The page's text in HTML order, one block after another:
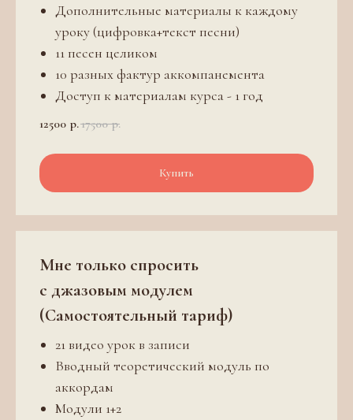
Дополнительные материалы к каждому
уроку (цифровка+текст песни)
11 песен целиком
10 разных фактур аккомпанемента
Доступ к материалам курса - 1 год
12500 р.17500 р.
Купить
Мне только спросить
с джазовым модулем
(Самостоятельный тариф)
21 видео урок в записи
Вводный теоретический модуль по
аккордам
Модули 1+2